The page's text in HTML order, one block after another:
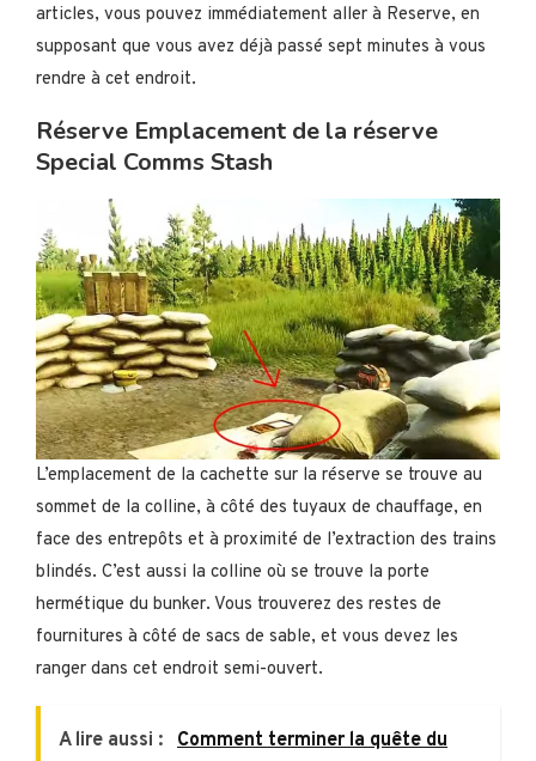
articles, vous pouvez immédiatement aller à Reserve, en
supposant que vous avez déjà passé sept minutes à vous
rendre à cet endroit.
Réserve Emplacement de la réserve
Special Comms Stash
L’emplacement de la cachette sur la réserve se trouve au
sommet de la colline, à côté des tuyaux de chauffage, en
face des entrepôts et à proximité de l’extraction des trains
blindés. C’est aussi la colline où se trouve la porte
hermétique du bunker. Vous trouverez des restes de
fournitures à côté de sacs de sable, et vous devez les
ranger dans cet endroit semi-ouvert.
A lire aussi : Comment terminer la quête du